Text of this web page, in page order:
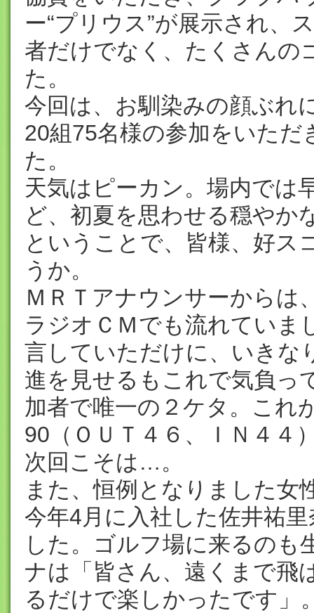
ー“プリウス”が展示され、
者だけでなく、たくさんの
た。
今回は、お馴染みの顔ぶれ
20組75名様の参加をいた
た。
天気はピーカン。場内では
ど、初夏を思わせる穏やか
ということで、皆様、好ス
うか。
ＭＲＴアナウンサーからは
ラジオＣＭでも流れていま
言していただけに、いきな
進を見せるもこれで気負
加者で唯一の２ケタ。これ
90（ＯＵＴ４６、ＩＮ４４
次回こそは…。
また、恒例となりました女
今年4月に入社した佐井祐
した。ゴルフ場に来るのも
ナは「皆さん、遠くまで飛
るだけで楽しかったです」